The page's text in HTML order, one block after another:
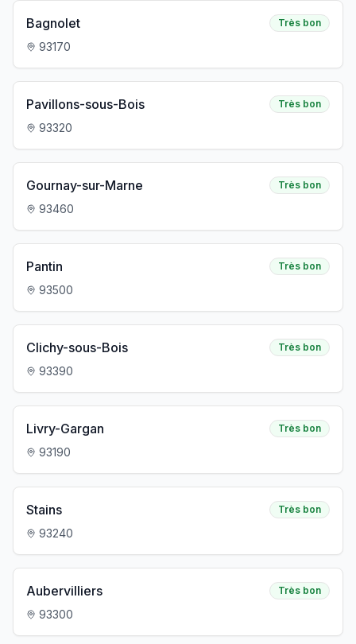
Bagnolet Très bon
93170
Pavillons-sous-Bois Très bon
93320
Gournay-sur-Marne Très bon
93460
Pantin Très bon
93500
Clichy-sous-Bois Très bon
93390
Livry-Gargan Très bon
93190
Stains Très bon
93240
Aubervilliers Très bon
93300